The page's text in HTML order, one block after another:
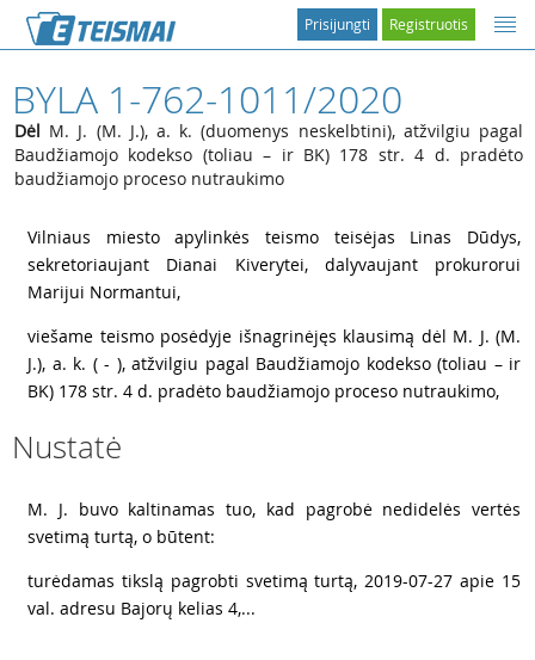
Registruotis
Prisijungti
BYLA 1-762-1011/2020
Dėl M. J. (M. J.), a. k. (duomenys neskelbtini), atžvilgiu pagal
Baudžiamojo kodekso (toliau – ir BK) 178 str. 4 d. pradėto
baudžiamojo proceso nutraukimo
Vilniaus miesto apylinkės teismo teisėjas Linas Dūdys,
sekretoriaujant Dianai Kiverytei, dalyvaujant prokurorui
Marijui Normantui,
viešame teismo posėdyje išnagrinėjęs klausimą dėl M. J. (M.
J.), a. k. ( - ), atžvilgiu pagal Baudžiamojo kodekso (toliau – ir
BK) 178 str. 4 d. pradėto baudžiamojo proceso nutraukimo,
Nustatė
M. J. buvo kaltinamas tuo, kad pagrobė nedidelės vertės
svetimą turtą, o būtent:
turėdamas tikslą pagrobti svetimą turtą, 2019-07-27 apie 15
val. adresu Bajorų kelias 4,...